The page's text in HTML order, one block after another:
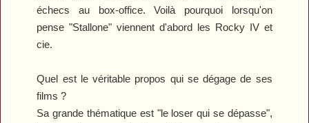
échecs au box-office. Voilà pourquoi lorsqu'on
pense "Stallone" viennent d'abord les Rocky IVet
cie.
Quel est le véritable propos qui se dégage de ses
films ?
Sa grande thématique est "le loser qui se dépasse",